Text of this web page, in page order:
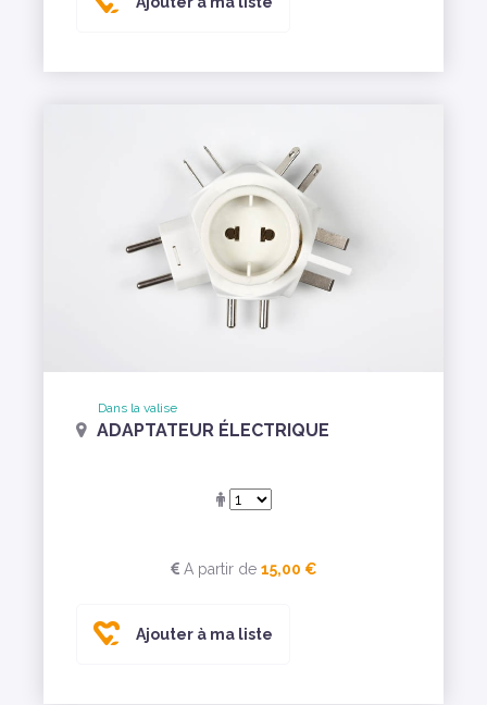
Dans la valise
ADAPTATEUR ÉLECTRIQUE
A partir de 15,00 €
Ajouter à ma liste